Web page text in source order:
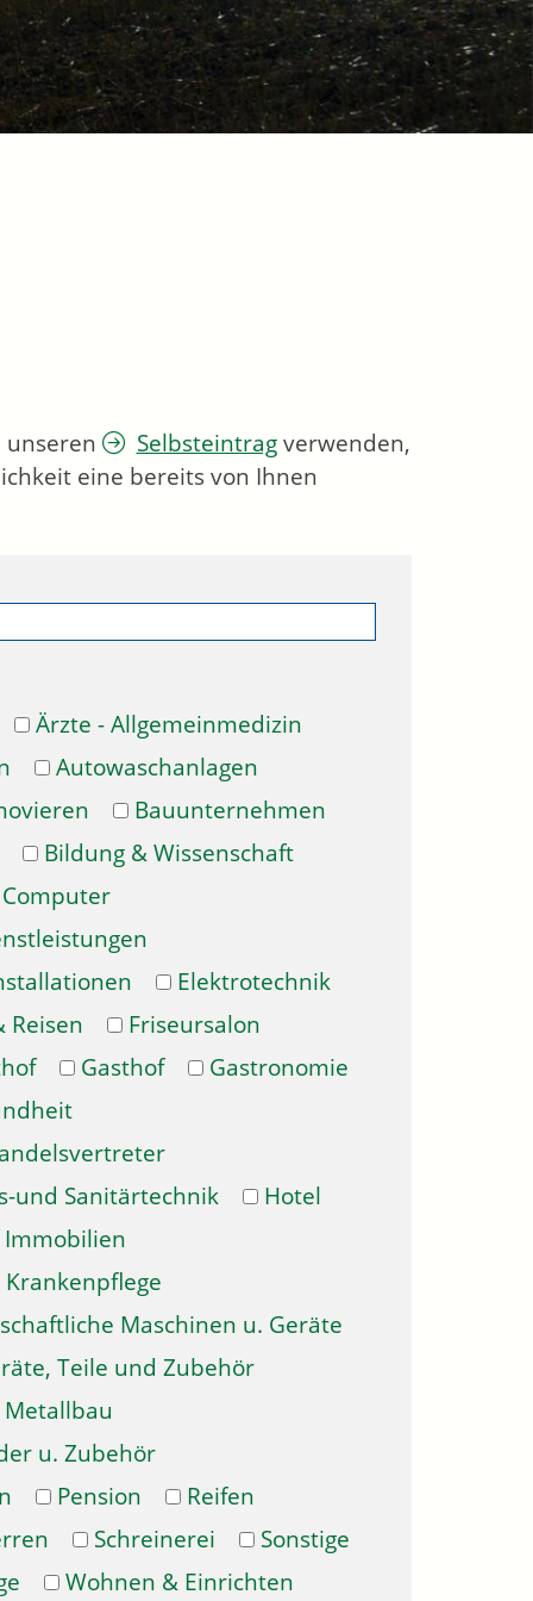
unseren Selbsteintragverwenden,
eine bereits von Ihnen
Ärzte - Allgemeinmedizin
Autowaschanlagen
Bauunternehmen
Bildung & Wissenschaft
Computer
Elektrotechnik
Reisen
Friseursalon
Gasthof
Gastronomie
und Sanitärtechnik
Hotel
Immobilien
Krankenpflege
Maschinen u. Geräte
Teile und Zubehör
Metallbau
u. Zubehör
Pension
Reifen
Schreinerei
Sonstige
Wohnen & Einrichten